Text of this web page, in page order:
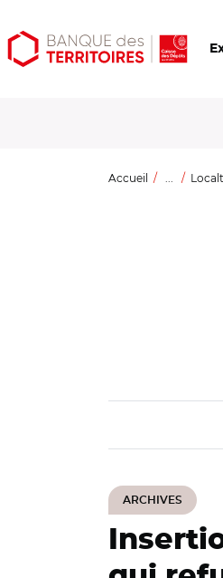
Aller
au
Aller
au
Ouvrir
les
Accueil ...
ARCHIVES